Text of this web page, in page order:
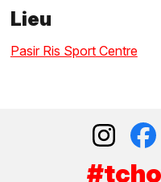
Lieu
Pasir Ris Sport Centre